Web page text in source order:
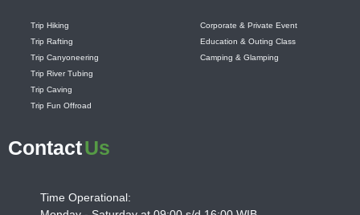
Trip Hiking
Trip Rafting
Trip Canyoneering
Trip River Tubing
Trip Caving
Trip Fun Offroad
Corporate & Private Event
Education & Outing Class
Camping & Glamping
ContactUs
Time Operational: